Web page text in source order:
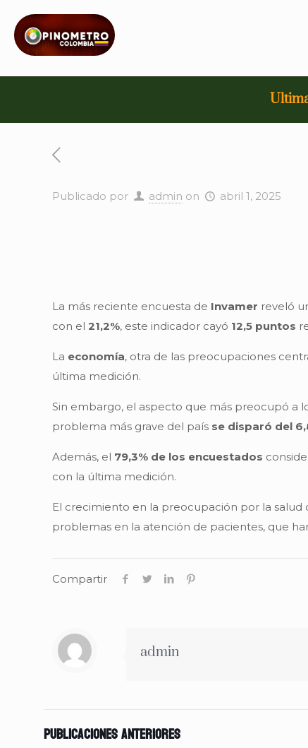
Publicado por admin on abril 1, 2025
La más reciente encuesta de Invamer reveló
con el21,2%, este indicador cayó 12,5 puntos
La economía, otra de las preocupaciones
última medición.
Sin embargo, el aspecto que más preocupó a
problema más grave del país se disparó del
Además, el 79,3% de los encuestados
con la última medición.
El crecimiento en la preocupación por la
problemas en la atención de pacientes, que
Compartir
admin
Publicaciones anteriores